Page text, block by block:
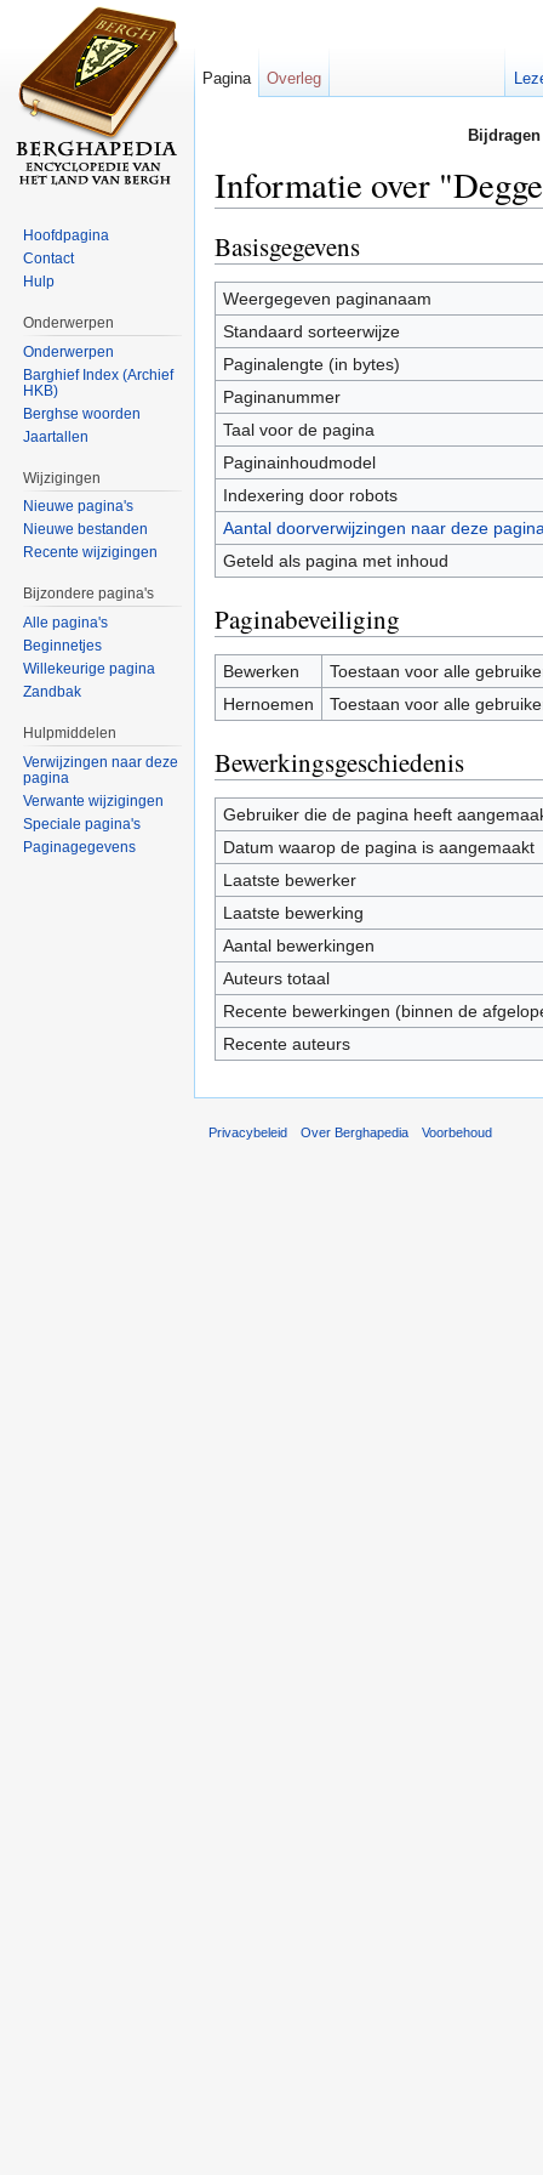
Informatie over
Basisgegevens
Weergegeven paginanaam
Standaard sorteerwijze
Paginalengte (in bytes)
Paginanummer
Taal voor de pagina
Paginainhoudmodel
Indexering door robots
Aantal doorverwijzingen naar deze
Geteld als pagina met inhoud
Paginabeveiliging
Bewerken
Toestaan voor alle
Hernoemen
Toestaan voor alle
Bewerkingsgeschiedenis
Gebruiker die de pagina heeft
Datum waarop de pagina is aangemaakt
Laatste bewerker
Laatste bewerking
Aantal bewerkingen
Auteurs totaal
Recente bewerkingen (binnen de
Recente auteurs
Pagina Overleg
Hoofdpagina
Contact
Hulp
Onderwerpen
Onderwerpen
Barghief Index (Archief
HKB)
Berghse woorden
Jaartallen
Wijzigingen
Nieuwe pagina's
Nieuwe bestanden
Recente wijzigingen
Bijzondere pagina's
Alle pagina's
Beginnetjes
Willekeurige pagina
Zandbak
Hulpmiddelen
Verwijzingen naar deze
pagina
Verwante wijzigingen
Speciale pagina's
Paginagegevens
Privacybeleid Over Berghapedia Voorbehoud